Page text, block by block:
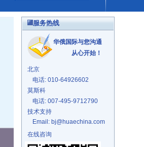
服务热线
华俄国际与您沟通
从心开始！
北京
电话: 010-64926602
莫斯科
电话: 007-495-9712790
技术支持
Email: bj@huaechina.com
在线咨询